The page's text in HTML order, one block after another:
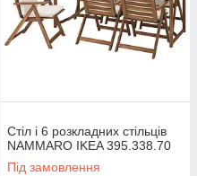
Стіл і 6 розкладних стільців
NAMMARO IKEA 395.338.70
Під замовлення